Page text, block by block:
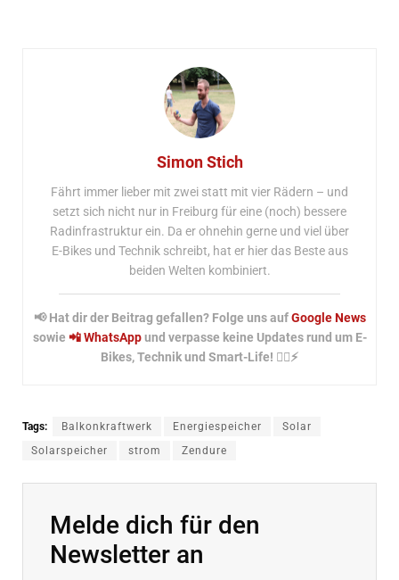
Simon Stich
Fährt immer lieber mit zwei statt mit vier Rädern – und
setzt sich nicht nur in Freiburg für eine (noch) bessere
Radinfrastruktur ein. Da er ohnehin gerne und viel über
E-Bikes und Technik schreibt, hat er hier das Beste aus
beiden Welten kombiniert.
📢 Hat dir der Beitrag gefallen? Folge uns aufGoogle News
sowie 📲 WhatsAppund verpasse keine Updates rund um E-
Bikes, Technik und Smart-Life! 🚴‍♂️⚡
Tags: Balkonkraftwerk Energiespeicher
Solar
Solarspeicher
strom Zendure
Melde dich für den
Newsletter an